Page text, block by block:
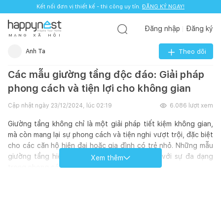
Kết nối đơn vị thiết kế - thi công uy tín. ĐĂNG KÝ NGAY!
M Ạ N G X Ã H Ộ I
Đăng nhập Đăng ký
Anh Ta Theo dõi
Các mẫu giường tầng độc đáo: Giải pháp
phong cách và tiện lợi cho không gian
Cập nhật ngày 23/12/2024, lúc 02:19 6.086 lượt xem
Giường tầng không chỉ là một giải pháp tiết kiệm không gian,
mà còn mang lại sự phong cách và tiện nghi vượt trội, đặc biệt
cho các căn hộ hiện đại hoặc gia đình có trẻ nhỏ. Những mẫu
giường tầng hiện nay được cải tiến đáng kể với sự đa dạng
trong phong cách và chức năng.
Xem thêm